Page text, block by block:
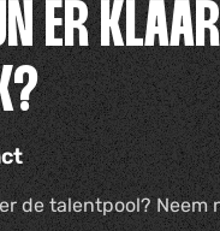
ER
de talentpool? Neem